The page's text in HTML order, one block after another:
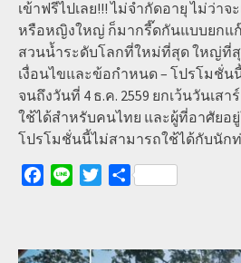
เข้าฟรีไปเลย!!! ไม่จำกัดอายุ ไม่ว่า
หรือหญิงใหญ่ ก็มากรี๊ดกันแบบยกแ
สวนน้ำระดับโลกที่ใหม่ที่สุด ใหญ่ที่สุ
เงื่อนไขและข้อกำหนด – โปรโมชั่
จนถึงวันที่ 4 ธ.ค. 2559 ยกเว้นวันเส
ใช้ได้สำหรับคนไทย และผู้ที่อาศัยอ
โปรโมชั่นนี้ไม่สามารถใช้ได้กับนัก
Facebook
Line TwitterShare